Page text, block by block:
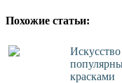
Похожие статьи:
красками